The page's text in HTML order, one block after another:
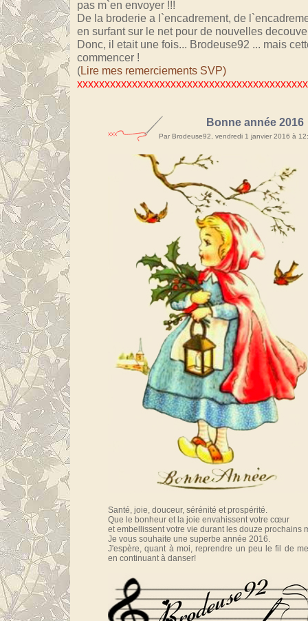
pas m`en envoyer !!!
De la broderie a l`encadrement, de
en surfant sur le net pour de nouvelles
Donc, il etait une fois... Brodeuse92 ... mais
commencer !
(Lire mes remerciements SVP)
Bonne année 2016
Par Brodeuse92, vendredi 1 janvier 2016 à
Santé, joie, douceur, sérénité et prospérité.
Que le bonheur et la joie envahissent votre cœur
et embellissent votre vie durant les douze prochains
Je vous souhaite une superbe année 2016.
J'espère, quant à moi, reprendre un peu le fil de
en continuant à danser!